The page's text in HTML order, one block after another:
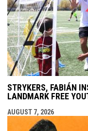
STRYKERS, FABIÁN
LANDMARK FREE
AUGUST 7, 2026